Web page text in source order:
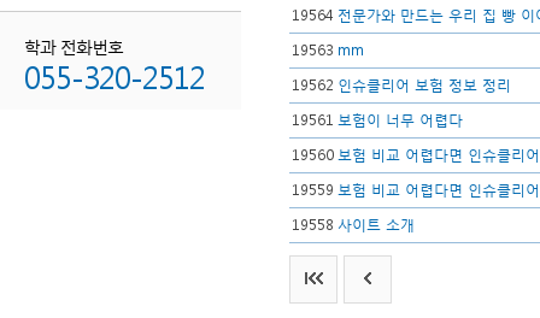
학과 전화번호
055-320-2512
19564 전문가와 만드는 우리 집 빵 이
19563 mm
19562 인슈클리어 보험 정보 정리
19561 보험이 너무 어렵다
19560 보험 비교 어렵다면 인슈클리
19559 보험 비교 어렵다면 인슈클리
19558 사이트 소개